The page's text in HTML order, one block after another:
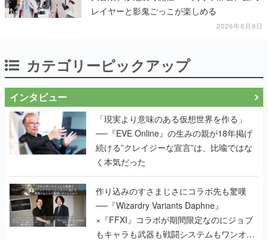
レイヤーと影鬼ごっこが楽しめる
2026年8月9日
カテゴリーピックアップ
インタビュー
「現実より意味のある仮想世界を作る」
──『EVE Online』の生みの親が18年掲げ
続ける”クレイジーな宣言”は、比喩ではな
く本気だった
作り込みのすさまじさにコラボ先も驚嘆
──『Wizardry Variants Daphne』
×『FFXI』コラボが期間限定なのにジョブ
もキャラも武器も戦闘システムもワンオフ